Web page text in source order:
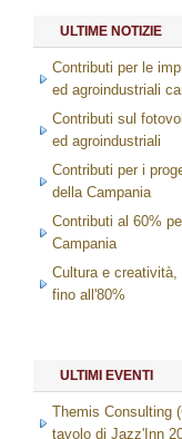
ULTIME NOTIZIE
Contributi per le
ed agroindustriali
Contributi sul
ed agroindustriali
Contributi per i
della Campania
Contributi al 60%
Campania
Cultura e
fino all'80%
ULTIMI EVENTI
Themis Consulting
tavolo di Jazz'Inn